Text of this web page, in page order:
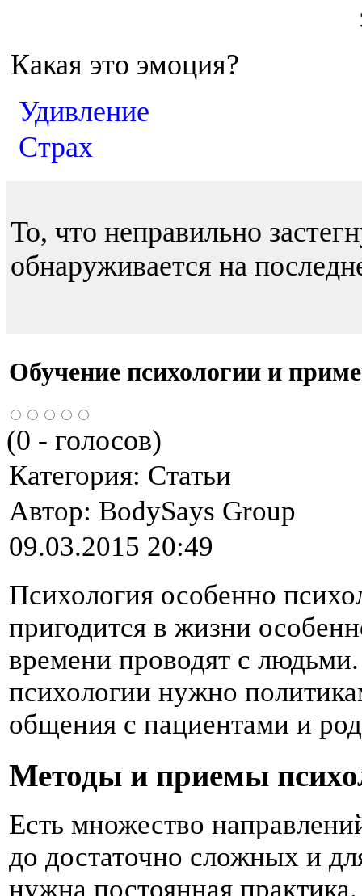
Какая это эмоция?
Удивление
Страх
То, что неправильно
обнаруживается на
Обучение психологии и
(0 - голосов)
Категория: Статьи
Автор: BodySays Group
09.03.2015 20:49
Психология особенно
пригодится в жизни
времени проводят с
психологии нужно
общения с пациентами и
Методы и приемы
Есть множество
до достаточно сложных и
нужна постоянная